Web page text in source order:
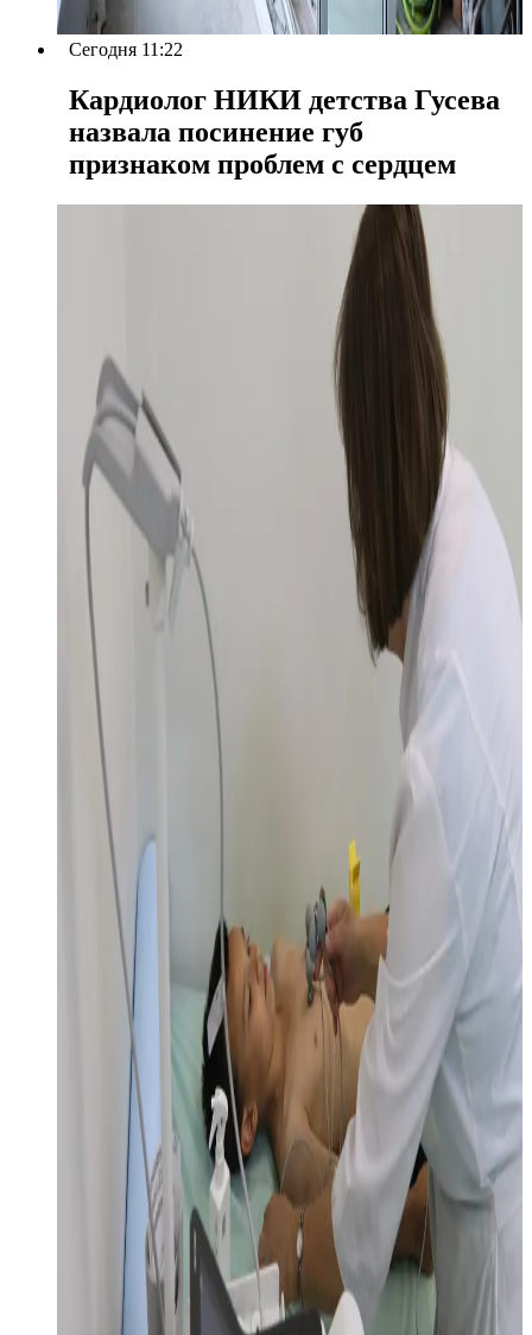
Сегодня 11:22
Кардиолог НИКИ детства Гусева
назвала посинение губ
признаком проблем с сердцем